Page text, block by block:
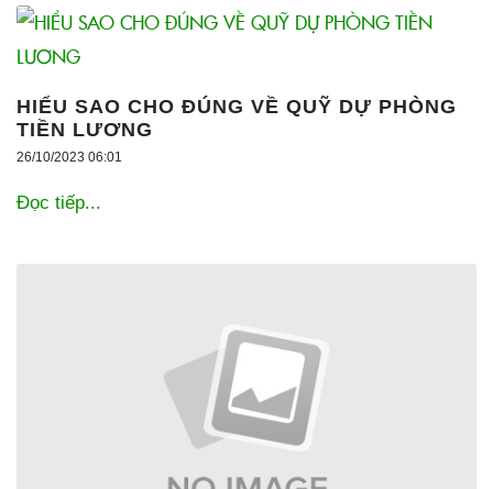
HIỂU SAO CHO ĐÚNG VỀ QUỸ DỰ PHÒNG
TIỀN LƯƠNG
26/10/2023 06:01
Đọc tiếp...